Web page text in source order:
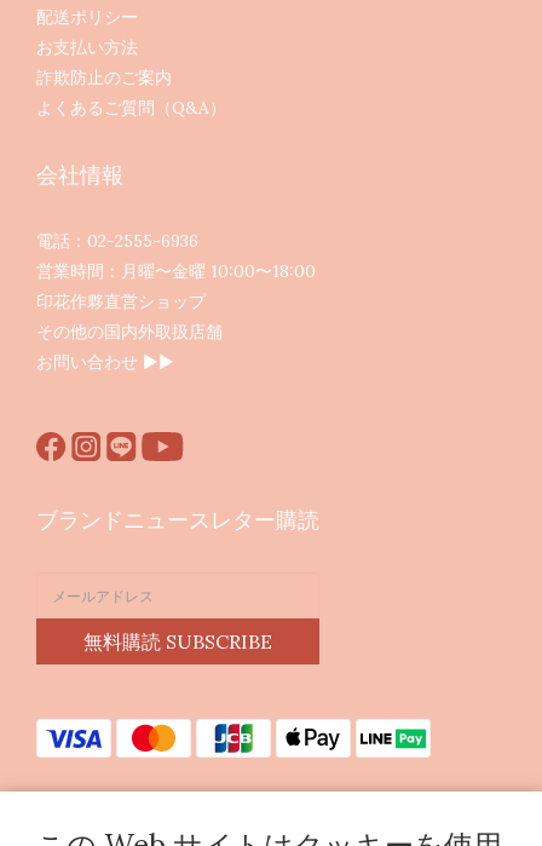
配送ポリシー
お支払い方法
詐欺防止のご案内
よくあるご質問（Q&A）
会社情報
電話：02-2555-6936
営業時間：月曜〜金曜 10:00〜18:00
印花作夥直営ショップ
その他の国内外取扱店舗
お問い合わせ ▶︎▶︎
ブランドニュースレター購読
無料購読 SUBSCRIBE